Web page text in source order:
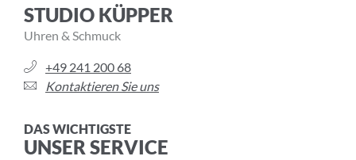
STUDIO KÜPPER
Uhren & Schmuck
+49 241 200 68
Kontaktieren Sie uns
DAS WICHTIGSTE
UNSER SERVICE